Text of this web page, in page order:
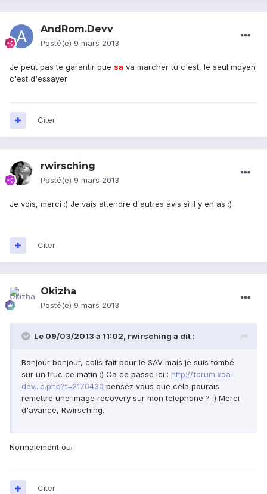
AndRom.Devv
Posté(e) 9 mars 2013
Je peut pas te garantir que sa va marcher tu c'est, le seul moyen
c'est d'essayer
Citer
rwirsching
Posté(e) 9 mars 2013
Je vois, merci :) Je vais attendre d'autres avis si il y en as :)
Citer
Okizha
Posté(e) 9 mars 2013
Le 09/03/2013 à 11:02, rwirsching a dit :
Bonjour bonjour, colis fait pour le SAV mais je suis tombé
sur un truc ce matin :) Ca ce passe ici : http://forum.xda-
dev...d.php?t=2176430 pensez vous que cela pourais
remettre une image recovery sur mon telephone ? :) Merci
d'avance, Rwirsching.
Normalement oui
Citer